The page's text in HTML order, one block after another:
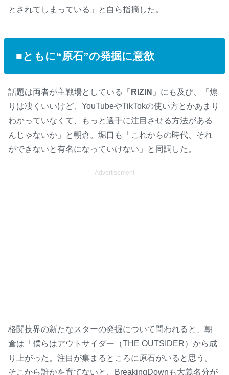
とされてしまっている」と自ら指摘した。
■ともに“原石”の発掘に意欲
話題は両者が主戦場としている「RIZIN 」にも及び、「煽
りは凄くいいけど、YouTubeやTikTokの使い方とかあまり
わかっていなくて、もっと選手に注目させる方法がある
んじゃないか」と朝倉。堀口も「これからの時代、それ
ができないと有名になっていけない」と同調した。
Advertisement
格闘技界の新たなスターの発掘について問われると、朝
倉は「僕らはアウトサイダー（THE OUTSIDER）から成
り上がった。注目が集まるところに原石がいると思う。
そこから誰かを育てないと、BreakingDownも大義名分が